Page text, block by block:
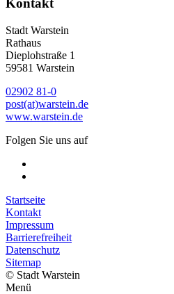
Kontakt
Stadt Warstein
Rathaus
Dieplohstraße 1
59581 Warstein
02902 81-0
post(at)warstein.de
www.warstein.de
Folgen Sie uns auf
Startseite
Kontakt
Impressum
Barrierefreiheit
Datenschutz
Sitemap
© Stadt Warstein
Menü